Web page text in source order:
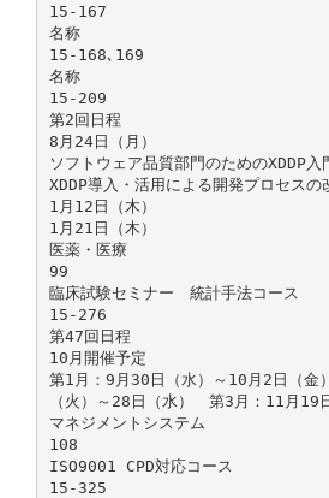
15-167
名称
15-168､169
名称
15-209
第2回日程
8月24日（月）
ソフトウェア品質部門のためのXDDP入
XDDP導入・活用による開発プロセスの
1月12日（木）
1月21日（木）
医薬・医療
99
臨床試験セミナー 統計手法コース
15-276
第47回日程
10月開催予定
第1月：9月30日（水）～10月2日（
（火）～28日（水） 第3月：11月19
マネジメントシステム
108
ISO9001 CPD対応コース
15-325